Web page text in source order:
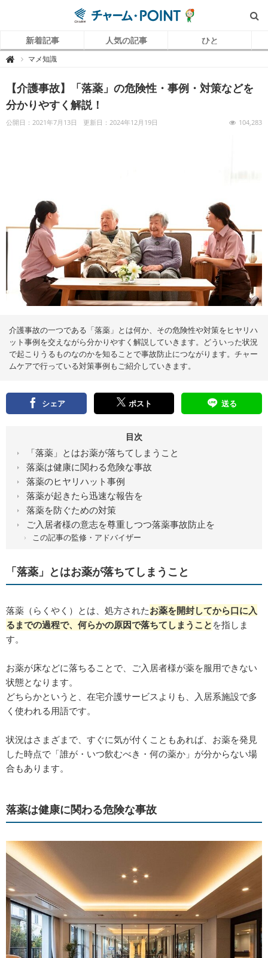
新着記事 人気の記事 ひと
 チ
P
O
I
N
（
く
え
る
情
報
マメ知識
【介護事故】「落薬」の危険性・事例・対策などを
分かりやすく解説！
公開日：2021年7月13日 更新日：2024年12月19日 104,283
介護事故の一つである「落薬」とは何か、その危険性や対策をヒヤリハ
ット事例を交えながら分かりやすく解説していきます。どういった状況
で起こりうるものなのかを知ることで事故防止につながります。チャー
ムケアで行っている対策事例もご紹介していきます。
シェア ポスト 送る
目次
「落薬」とはお薬が落ちてしまうこと
落薬は健康に関わる危険な事故
落薬のヒヤリハット事例
落薬が起きたら迅速な報告を
落薬を防ぐための対策
ご入居者様の意志を尊重しつつ落薬事故防止を
この記事の監修・アドバイザー
「落薬」とはお薬が落ちてしまうこと
落薬（らくやく）とは、処方されたお薬を開封してから口に入
るまでの過程で、何らかの原因で落ちてしまうこと を指しま
す。
お薬が床などに落ちることで、ご入居者様が薬を服用できない
状態となります。
どちらかというと、在宅介護サービスよりも、入居系施設で多
く使われる用語です。
状況はさまざまで、すぐに気が付くこともあれば、お薬を発見
した時点で「誰が・いつ飲むべき・何の薬か」が分からない場
合もあります。
落薬は健康に関わる危険な事故